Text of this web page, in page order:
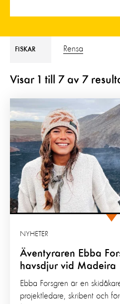
FISKAR Rensa
Visar 1 till 7 av 7
Äventyraren Ebba
havsdjur vid Madeira
NYHETER
Ebba Forsgren är en
projektledare, skribent och